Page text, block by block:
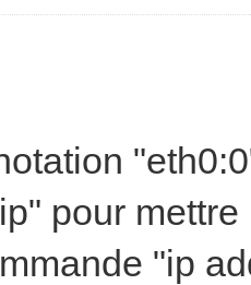
pour
"ip